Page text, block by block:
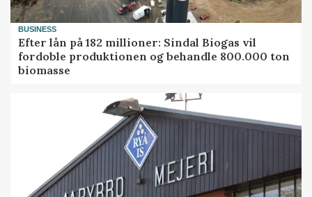
BUSINESS
Efter lån på 182 millioner: Sindal Biogas vil
fordoble produktionen og behandle 800.000 ton
biomasse